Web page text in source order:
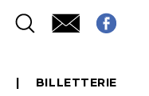
BILLETTERIE